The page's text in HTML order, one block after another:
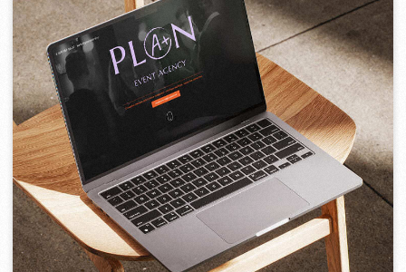
PORTOFINO
[ logo ] [ web ] [ seo ] [ jídelní lístek ]
2023